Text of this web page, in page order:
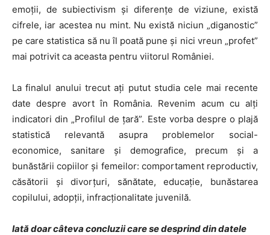
emoții, de subiectivism și diferențe de viziune, există
cifrele, iar acestea nu mint. Nu există niciun „diganostic”
pe care statistica să nu îl poată pune și nici vreun „profet”
mai potrivit ca aceasta pentru viitorul României.
La finalul anului trecut ați putut studia cele mai recente
date despre avort în România. Revenim acum cu alți
indicatori din „Profilul de țară”. Este vorba despre o plajă
statistică relevantă asupra problemelor social-
economice, sanitare şi demografice, precum şi a
bunăstării copiilor şi femeilor: comportament reproductiv,
căsătorii și divorțuri, sănătate, educație, bunăstarea
copilului, adopții, infracționalitate juvenilă.
Iată doar câteva concluzii care se desprind din datele